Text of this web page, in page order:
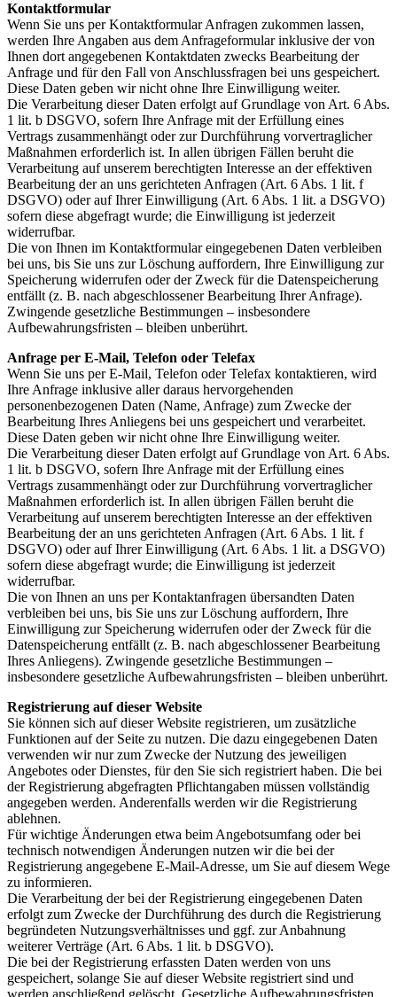
Kontaktformular
Wenn Sie uns per Kontaktformular Anfragen zukommen lassen,
werden Ihre Angaben aus dem Anfrageformular inklusive der von
Ihnen dort angegebenen Kontaktdaten zwecks Bearbeitung der
Anfrage und für den Fall von Anschlussfragen bei uns gespeichert.
Diese Daten geben wir nicht ohne Ihre Einwilligung weiter.
Die Verarbeitung dieser Daten erfolgt auf Grundlage von Art. 6 Abs.
1 lit. b DSGVO, sofern Ihre Anfrage mit der Erfüllung eines
Vertrags zusammenhängt oder zur Durchführung vorvertraglicher
Maßnahmen erforderlich ist. In allen übrigen Fällen beruht die
Verarbeitung auf unserem berechtigten Interesse an der effektiven
Bearbeitung der an uns gerichteten Anfragen (Art. 6 Abs. 1 lit. f
DSGVO) oder auf Ihrer Einwilligung (Art. 6 Abs. 1 lit. a DSGVO)
sofern diese abgefragt wurde; die Einwilligung ist jederzeit
widerrufbar.
Die von Ihnen im Kontaktformular eingegebenen Daten verbleiben
bei uns, bis Sie uns zur Löschung auffordern, Ihre Einwilligung zur
Speicherung widerrufen oder der Zweck für die Datenspeicherung
entfällt (z. B. nach abgeschlossener Bearbeitung Ihrer Anfrage).
Zwingende gesetzliche Bestimmungen – insbesondere
Aufbewahrungsfristen – bleiben unberührt.
Anfrage per E-Mail, Telefon oder Telefax
Wenn Sie uns per E-Mail, Telefon oder Telefax kontaktieren, wird
Ihre Anfrage inklusive aller daraus hervorgehenden
personenbezogenen Daten (Name, Anfrage) zum Zwecke der
Bearbeitung Ihres Anliegens bei uns gespeichert und verarbeitet.
Diese Daten geben wir nicht ohne Ihre Einwilligung weiter.
Die Verarbeitung dieser Daten erfolgt auf Grundlage von Art. 6 Abs.
1 lit. b DSGVO, sofern Ihre Anfrage mit der Erfüllung eines
Vertrags zusammenhängt oder zur Durchführung vorvertraglicher
Maßnahmen erforderlich ist. In allen übrigen Fällen beruht die
Verarbeitung auf unserem berechtigten Interesse an der effektiven
Bearbeitung der an uns gerichteten Anfragen (Art. 6 Abs. 1 lit. f
DSGVO) oder auf Ihrer Einwilligung (Art. 6 Abs. 1 lit. a DSGVO)
sofern diese abgefragt wurde; die Einwilligung ist jederzeit
widerrufbar.
Die von Ihnen an uns per Kontaktanfragen übersandten Daten
verbleiben bei uns, bis Sie uns zur Löschung auffordern, Ihre
Einwilligung zur Speicherung widerrufen oder der Zweck für die
Datenspeicherung entfällt (z. B. nach abgeschlossener Bearbeitung
Ihres Anliegens). Zwingende gesetzliche Bestimmungen –
insbesondere gesetzliche Aufbewahrungsfristen – bleiben unberührt.
Registrierung auf dieser Website
Sie können sich auf dieser Website registrieren, um zusätzliche
Funktionen auf der Seite zu nutzen. Die dazu eingegebenen Daten
verwenden wir nur zum Zwecke der Nutzung des jeweiligen
Angebotes oder Dienstes, für den Sie sich registriert haben. Die bei
der Registrierung abgefragten Pflichtangaben müssen vollständig
angegeben werden. Anderenfalls werden wir die Registrierung
ablehnen.
Für wichtige Änderungen etwa beim Angebotsumfang oder bei
technisch notwendigen Änderungen nutzen wir die bei der
Registrierung angegebene E-Mail-Adresse, um Sie auf diesem Wege
zu informieren.
Die Verarbeitung der bei der Registrierung eingegebenen Daten
erfolgt zum Zwecke der Durchführung des durch die Registrierung
begründeten Nutzungsverhältnisses und ggf. zur Anbahnung
weiterer Verträge (Art. 6 Abs. 1 lit. b DSGVO).
Die bei der Registrierung erfassten Daten werden von uns
gespeichert, solange Sie auf dieser Website registriert sind und
werden anschließend gelöscht. Gesetzliche Aufbewahrungsfristen